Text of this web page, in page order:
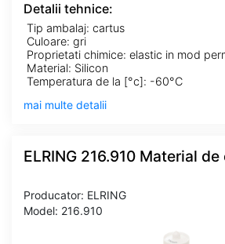
Detalii tehnice:
Tip ambalaj: cartus
Culoare: gri
Material: Silicon
Temperatura de la [°c]: -60°C
mai multe detalii
ELRING 216.910 Material
Producator: ELRING
Model: 216.910